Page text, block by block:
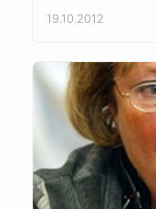
19.10.2012